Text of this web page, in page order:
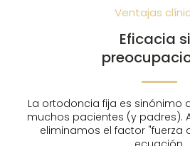
Ventajas
Eficacia
La ortodoncia fija es sinónimo
muchos pacientes (y padres).
eliminamos el factor "fuerza